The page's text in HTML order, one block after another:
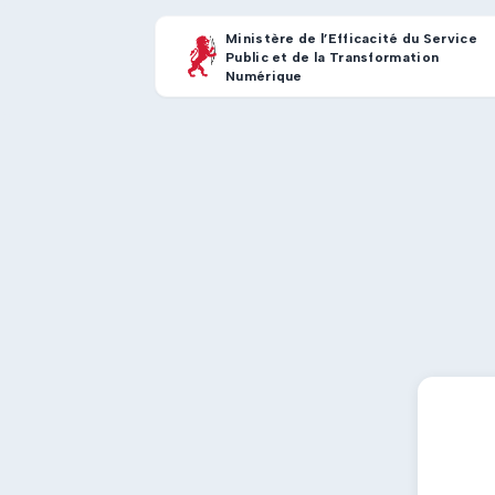
Ministère de l’Efficacité du Service
Public et de la Transformation
Numérique